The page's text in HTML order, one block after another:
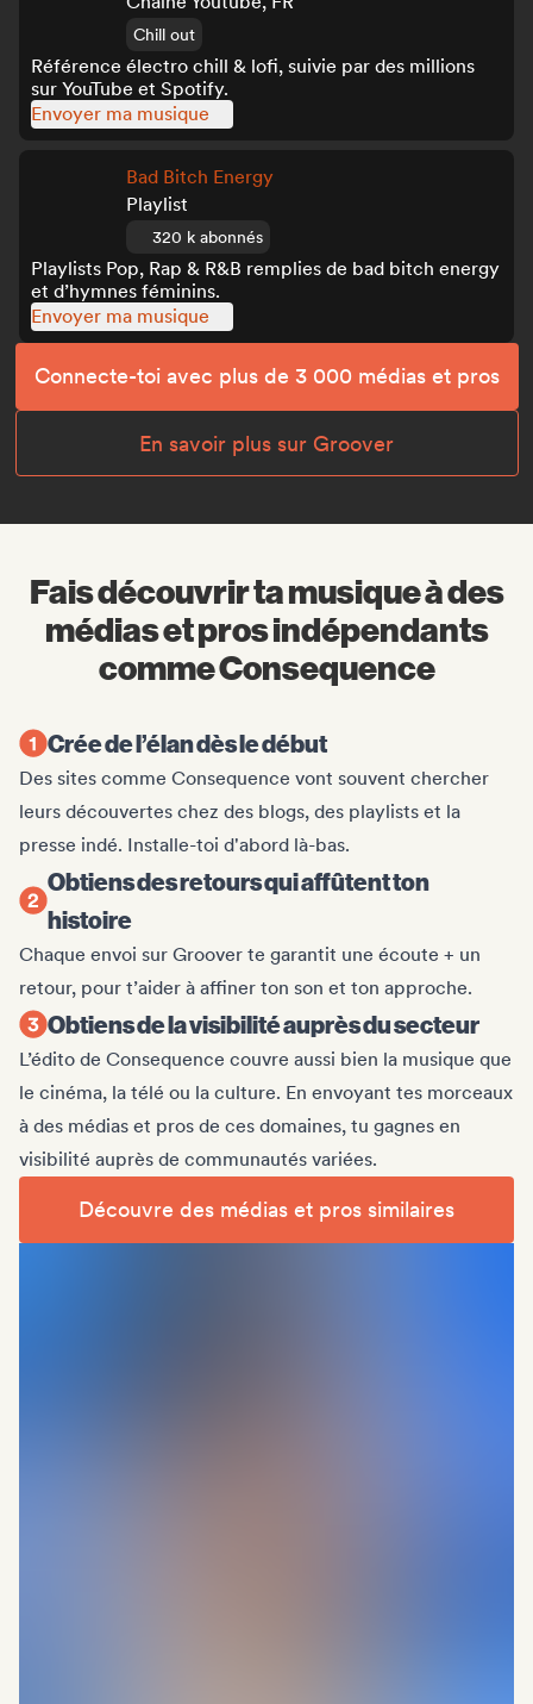
Chill out
Référence électro chill & lofi, suivie par des millions
sur YouTube et Spotify.
Envoyer ma musique
Bad Bitch Energy
Playlist
320 k abonnés
Playlists Pop, Rap & R&B remplies de bad bitch energy
et d’hymnes féminins.
Envoyer ma musique
Connecte-toi avec plus de 3 000 médias et pros
En savoir plus sur Groover
Fais découvrir ta musique à des
médias et pros indépendants
comme Consequence
Crée de l’élan dès le début
Des sites comme Consequence vont souvent chercher
leurs découvertes chez des blogs, des playlists et la
presse indé. Installe-toi d'abord là-bas.
Obtiens des retours qui affûtent ton
histoire
Chaque envoi sur Groover te garantit une écoute + un
retour, pour t’aider à affiner ton son et ton approche.
Obtiens de la visibilité auprès du secteur
L’édito de Consequence couvre aussi bien la musique que
le cinéma, la télé ou la culture. En envoyant tes morceaux
à des médias et pros de ces domaines, tu gagnes en
visibilité auprès de communautés variées.
Découvre des médias et pros similaires